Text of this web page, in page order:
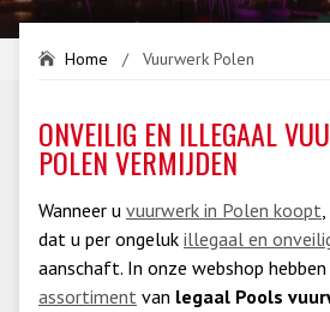
Home / Vuurwerk Polen
ONVEILIG EN ILLEGAAL
POLEN VERMIJDEN
Wanneer u vuurwerk in Polen koopt
dat u per ongeluk illegaal en
aanschaft. In onze webshop
assortiment van legaal Pools